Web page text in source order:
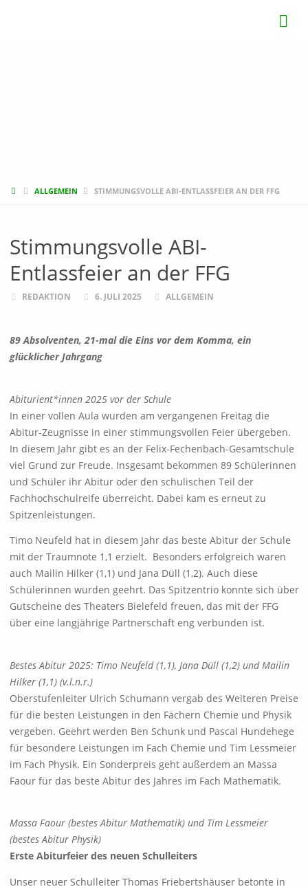
STARTALLGEMEIN STIMMUNGSVOLLE ABI-ENTLASSFEIER AN DER FFG
Stimmungsvolle ABI-
Entlassfeier an der FFG
REDAKTION 6. JULI 2025 ALLGEMEIN
89 Absolventen, 21-mal die Eins vor dem Komma, ein
glücklicher Jahrgang
Abiturient*innen 2025 vor der Schule
In einer vollen Aula wurden am vergangenen Freitag die
Abitur-Zeugnisse in einer stimmungsvollen Feier übergeben.
In diesem Jahr gibt es an der Felix-Fechenbach-Gesamtschule
viel Grund zur Freude. Insgesamt bekommen 89 Schülerinnen
und Schüler ihr Abitur oder den schulischen Teil der
Fachhochschulreife überreicht. Dabei kam es erneut zu
Spitzenleistungen.
Timo Neufeld hat in diesem Jahr das beste Abitur der Schule
mit der Traumnote 1,1 erzielt. Besonders erfolgreich waren
auch Mailin Hilker (1,1) und Jana Düll (1,2). Auch diese
Schülerinnen wurden geehrt. Das Spitzentrio konnte sich über
Gutscheine des Theaters Bielefeld freuen, das mit der FFG
über eine langjährige Partnerschaft eng verbunden ist.
Bestes Abitur 2025: Timo Neufeld (1,1), Jana Düll (1,2) und Mailin
Hilker (1,1) (v.l.n.r.)
Oberstufenleiter Ulrich Schumann vergab des Weiteren Preise
für die besten Leistungen in den Fächern Chemie und Physik
vergeben. Geehrt werden Ben Schunk und Pascal Hundehege
für besondere Leistungen im Fach Chemie und Tim Lessmeier
im Fach Physik. Ein Sonderpreis geht außerdem an Massa
Faour für das beste Abitur des Jahres im Fach Mathematik.
Massa Faour (bestes Abitur Mathematik) und Tim Lessmeier
(bestes Abitur Physik)
Erste Abiturfeier des neuen Schulleiters
Unser neuer Schulleiter Thomas Friebertshäuser betonte in